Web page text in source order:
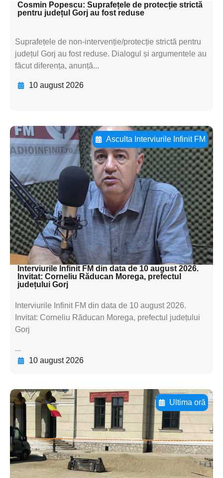
Cosmin Popescu: Suprafețele de protecție strictă
pentru județul Gorj au fost reduse
Suprafețele de non-intervenție/protecție strictă pentru
județul Gorj au fost reduse. Dialogul și argumentele au
făcut diferența, anunță...
10 august 2026
Asculta Interviurile Infinit FM
Adaugă aici textul pentru
subtitluAdaugă aici
textul pentru
subtitluAdaugă aici
textul pentru
subtitluAdaugă aici
textul pentru subti
Interviurile Infinit FM din data de 10 august 2026.
Invitat: Corneliu Răducan Morega, prefectul
județului Gorj
Interviurile Infinit FM din data de 10 august 2026.
Invitat: Corneliu Răducan Morega, prefectul județului
Gorj
...
10 august 2026
Ultima oră
Adaugă aici textul pentru
subtitluAdaugă aici
textul pentru
subtitluAdaugă aici